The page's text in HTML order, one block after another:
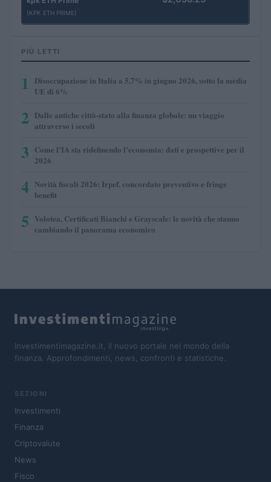
(KPK ETH PRIME)
PIÙ LETTI
1
Disoccupazione in Italia a 5,7% in giugno 2026, sotto la media
UE di 6%
2 Dalle antiche città-stato alla finanza globale: un viaggio
attraverso i secoli
3 Come l’IA sta ridefinendo l’economia: dati e prospettive per il
2026
4 Novità fiscali 2026: Irpef, concordato preventivo e fringe
benefit
5 Volotea, Certificati Bianchi e Grayscale: le novità che stanno
cambiando il panorama economico
Investimentimagazine.it, il nuovo portale nel mondo della
finanza. Approfondimenti, news, confronti e statistiche.
SEZIONI
Investimenti
Finanza
Criptovalute
News
Fisco